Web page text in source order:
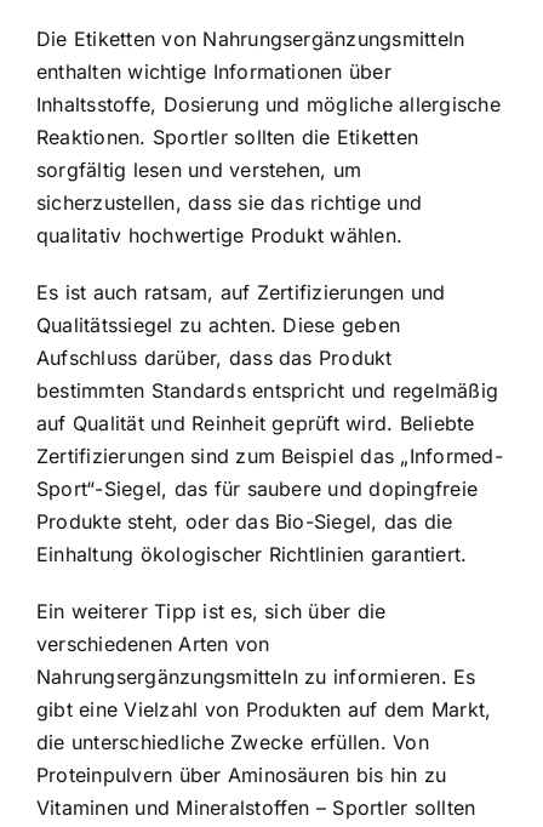
Die Etiketten von Nahrungsergänzungsmitteln
enthalten wichtige Informationen über
Inhaltsstoffe, Dosierung und mögliche allergische
Reaktionen. Sportler sollten die Etiketten
sorgfältig lesen und verstehen, um
sicherzustellen, dass sie das richtige und
qualitativ hochwertige Produkt wählen.
Es ist auch ratsam, auf Zertifizierungen und
Qualitätssiegel zu achten. Diese geben
Aufschluss darüber, dass das Produkt
bestimmten Standards entspricht und regelmäßig
auf Qualität und Reinheit geprüft wird. Beliebte
Zertifizierungen sind zum Beispiel das „Informed-
Sport“-Siegel, das für saubere und dopingfreie
Produkte steht, oder das Bio-Siegel, das die
Einhaltung ökologischer Richtlinien garantiert.
Ein weiterer Tipp ist es, sich über die
verschiedenen Arten von
Nahrungsergänzungsmitteln zu informieren. Es
gibt eine Vielzahl von Produkten auf dem Markt,
die unterschiedliche Zwecke erfüllen. Von
Proteinpulvern über Aminosäuren bis hin zu
Vitaminen und Mineralstoffen – Sportler sollten